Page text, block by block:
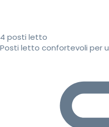
4 posti letto
Posti letto confortevoli per